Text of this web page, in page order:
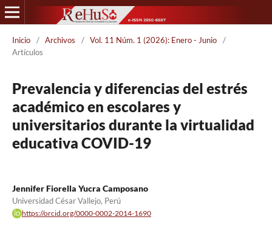
Inicio / Archivos / Vol. 11 Núm. 1 (2026): Enero - Junio
/
Artículos
Prevalencia y diferencias del estrés
académico en escolares y
universitarios durante la virtualidad
educativa COVID-19
Jennifer Fiorella Yucra Camposano
Universidad César Vallejo, Perú
https://orcid.org/0000-0002-2014-1690